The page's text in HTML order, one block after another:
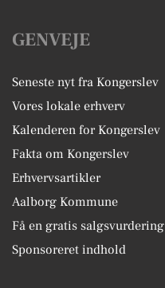
GENVEJE
Seneste nyt fra Kongerslev
Vores lokale erhverv
Kalenderen for Kongerslev
Fakta om Kongerslev
Erhvervsartikler
Aalborg Kommune
Få en gratis salgsvurdering
Sponsoreret indhold